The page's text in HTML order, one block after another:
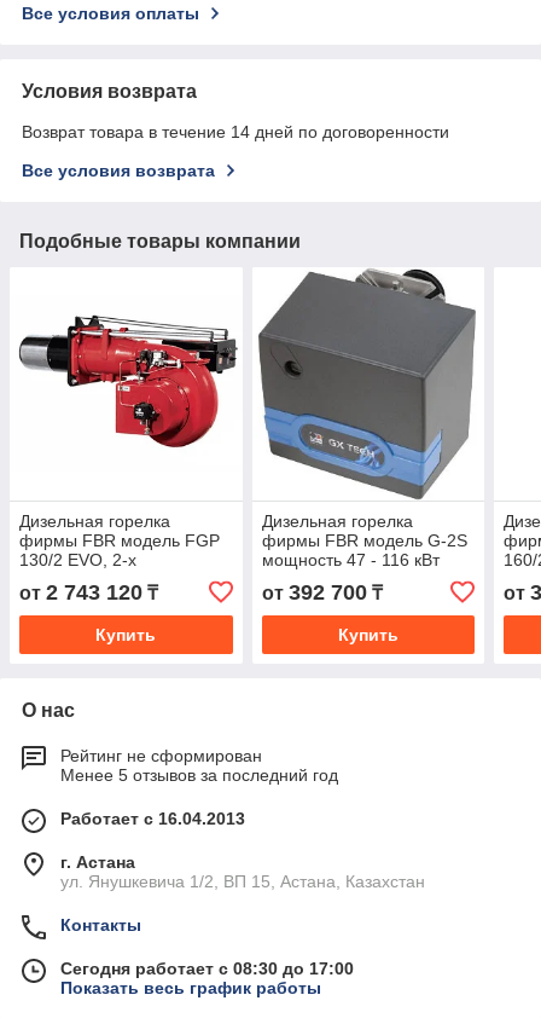
Все условия оплаты
Условия возврата
Возврат товара в течение 14 дней по договоренности
Все условия возврата
Подобные товары компании
Дизельная горелка
фирмы FBR модель FGP
130/2 EVO, 2-х
336 - 1542 кВт
от 2 743 120 ₸
Купить
Дизельная горелка
фирмы FBR модель G-2S
мощность 47 - 116 кВт
от 392 700₸
Купить
160/
от
О нас
Рейтинг не сформирован
Менее 5 отзывов за последний год
Работает с 16.04.2013
г. Астана
ул. Янушкевича 1/2, ВП 15, Астана, Казахстан
Контакты
Сегодня работает с 08:30 до 17:00
Показать весь график работы